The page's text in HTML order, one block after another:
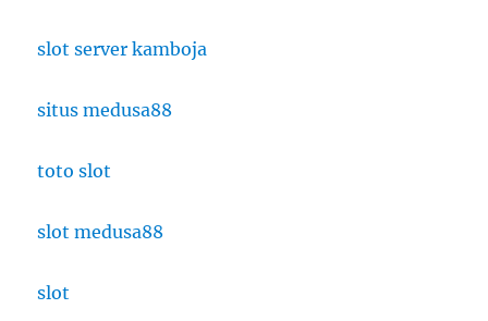
slot server kamboja
situs medusa88
toto slot
slot medusa88
slot